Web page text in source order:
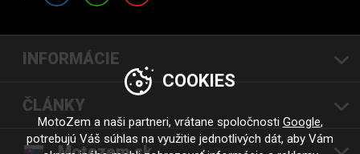
INFORMÁCIE
ČLÁNKY
COOKIES
MotoZem a naši partneri, vrátane spoločnosti Google,
potrebujú Váš súhlas na využitie jednotlivých dát, aby Vám